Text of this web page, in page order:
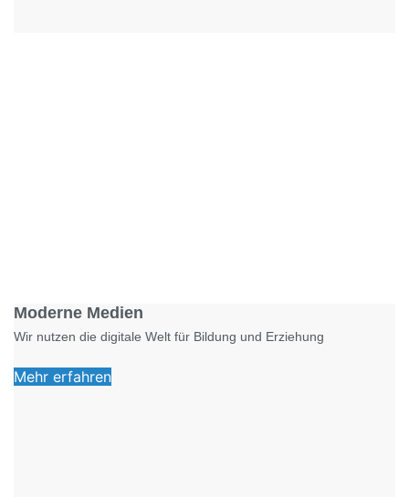
Moderne Medien
Wir nutzen die digitale Welt für Bildung und Erziehung
Mehr erfahren